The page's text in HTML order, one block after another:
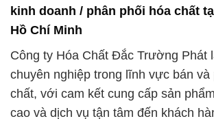
kinh doanh / phân phối hóa chất
Hồ Chí Minh
Công ty Hóa Chất Đắc Trường Phát
chuyên nghiệp trong lĩnh vực bán và
chất, với cam kết cung cấp sản
cao và dịch vụ tận tâm đến khách